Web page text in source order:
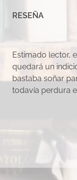
RESEÑA
Estimado lector,
quedará un
bastaba soñar
todavía perdura